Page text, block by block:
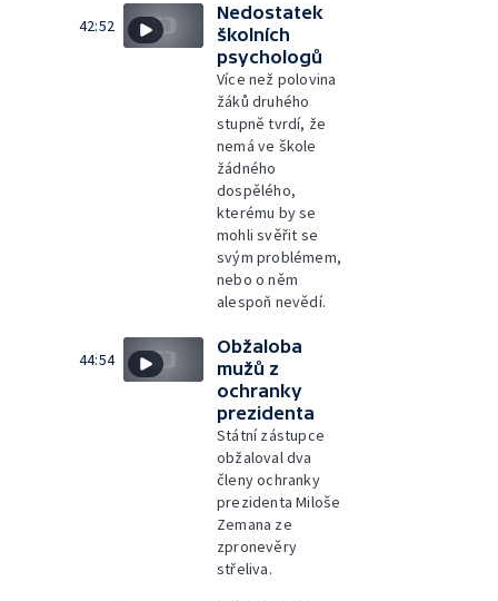
42:52
Nedostatek
školních
psychologů
Více než polovina
žáků druhého
stupně tvrdí, že
nemá ve škole
žádného
dospělého,
kterému by se
mohli svěřit se
svým problémem,
nebo o něm
alespoň nevědí.
44:54
Obžaloba
mužů z
ochranky
prezidenta
Státní zástupce
obžaloval dva
členy ochranky
prezidenta Miloše
Zemana ze
zpronevěry
střeliva.